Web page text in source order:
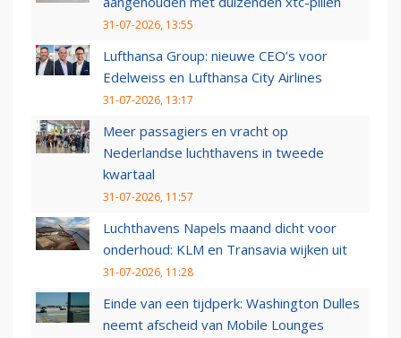
31-07-2026, 13:55
Lufthansa Group: nieuwe CEO’s voor
Edelweiss en Lufthansa City Airlines
31-07-2026, 13:17
Meer passagiers en vracht op
Nederlandse luchthavens in tweede
kwartaal
31-07-2026, 11:57
Luchthavens Napels maand dicht voor
onderhoud: KLM en Transavia wijken uit
31-07-2026, 11:28
Einde van een tijdperk: Washington Dulles
neemt afscheid van Mobile Lounges